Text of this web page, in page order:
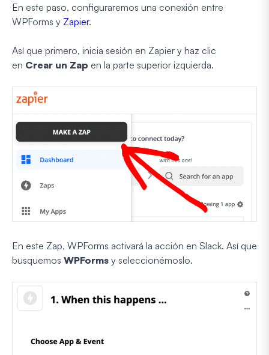
En este paso, configuraremos una conexión entre
WPForms y Zapier.
Así que primero, inicia sesión en Zapier y haz clic
en Crear un Zap en la parte superior izquierda.
En este Zap, WPForms activará la acción en Slack. Así que
busquemos WPForms y seleccionémoslo.